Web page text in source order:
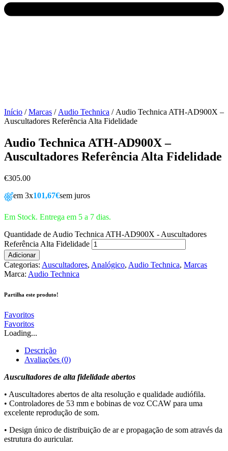
Início /Marcas / Audio Technica / Audio Technica ATH-AD900X –
Auscultadores Referência Alta Fidelidade
Audio Technica ATH-AD900X –
Auscultadores Referência Alta Fidelidade
€305.00
em 3x101,67€sem juros
Em Stock. Entrega em 5 a 7 dias.
Quantidade de Audio Technica ATH-AD900X - Auscultadores
Referência Alta Fidelidade
Adicionar
Categorias: Auscultadores, Analógico, Audio Technica, Marcas
Marca: Audio Technica
Partilha este produto!
Favoritos
Favoritos
Loading...
Descrição
Avaliações (0)
Auscultadores de alta fidelidade abertos
• Auscultadores abertos de alta resolução e qualidade audiófila.
• Controladores de 53 mm e bobinas de voz CCAW para uma
excelente reprodução de som.
• Design único de distribuição de ar e propagação de som através da
estrutura do auricular.